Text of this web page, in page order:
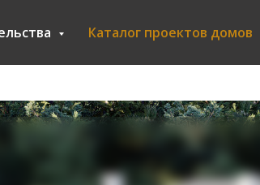
Каталог проектов домов